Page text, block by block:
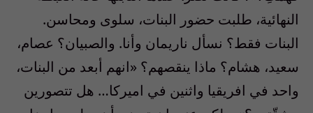
النهائية، طلبت حضور البنات، سلوى ومحاسن.
البنات فقط؟ نسأل ناريمان وأنا. والصبيان؟ عصام،
سعيد، هشام؟ ماذا ينقصهم؟ «انهم أبعد من البنات،
واحد في افريقيا واثنين في اميركا… هل تتصورين